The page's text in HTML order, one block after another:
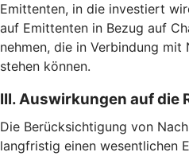
Emittenten, in die investiert
auf Emittenten in Bezug auf
nehmen, die in Verbindung
stehen können.
III. Auswirkungen auf die
Die Berücksichtigung von
langfristig einen wesentlichen